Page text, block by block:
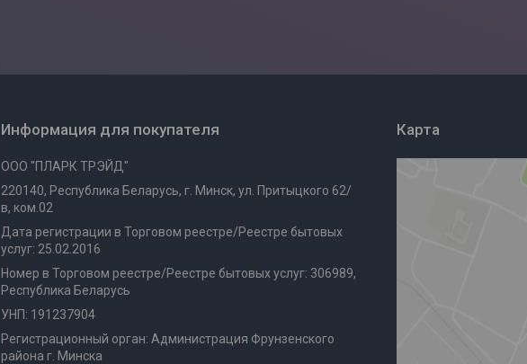
Информация для покупателя
ООО "ПЛАРК ТРЭЙД"
220140, Республика Беларусь, г. Минск, ул. Притыцкого 62/
в, ком.02
Дата регистрации в Торговом реестре/Реестре бытовых
услуг: 25.02.2016
Номер в Торговом реестре/Реестре бытовых услуг: 306989,
Республика Беларусь
УНП: 191237904
Регистрационный орган: Администрация Фрунзенского
района г. Минска
Карта